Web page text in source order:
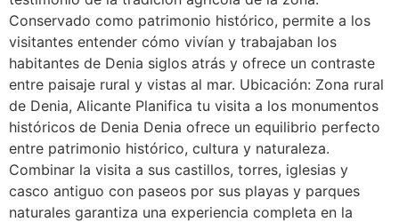
Conservado como patrimonio histórico, permite a los
visitantes entender cómo vivían y trabajaban los
habitantes de Denia siglos atrás y ofrece un contraste
entre paisaje rural y vistas al mar. Ubicación: Zona rural
de Denia, Alicante Planifica tu visita a los monumentos
históricos de Denia Denia ofrece un equilibrio perfecto
entre patrimonio histórico, cultura y naturaleza.
Combinar la visita a sus castillos, torres, iglesias y
casco antiguo con paseos por sus playas y parques
naturales garantiza una experiencia completa en la